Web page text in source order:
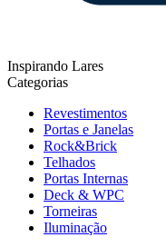
Inspirando Lares
Categorias
Revestimentos
Portas e Janelas
Rock&Brick
Telhados
Portas Internas
Deck & WPC
Torneiras
Iluminação